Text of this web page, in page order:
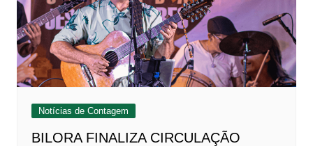
Notícias de Contagem
BILORA FINALIZA CIRCULAÇÃO